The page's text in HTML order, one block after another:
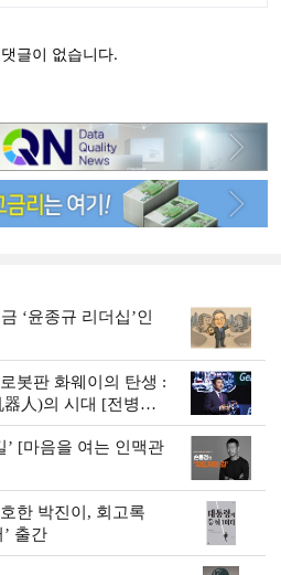
‘윤종규 리더십’인
봇판 화웨이의 탄생 :
人)의 시대 [전병서
⑬]
’ [마음을 여는 인맥관
한 박진이, 회고록
출간